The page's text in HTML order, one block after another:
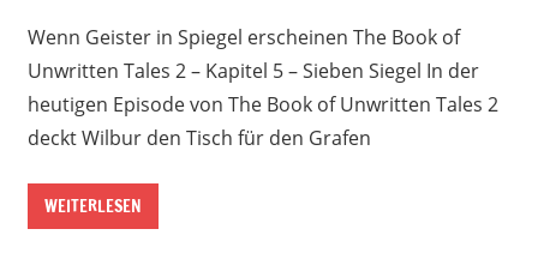
Wenn Geister in Spiegel erscheinen The Book of
Unwritten Tales 2 – Kapitel 5 – Sieben Siegel In der
heutigen Episode von The Book of Unwritten Tales 2
deckt Wilbur den Tisch für den Grafen
WEITERLESEN